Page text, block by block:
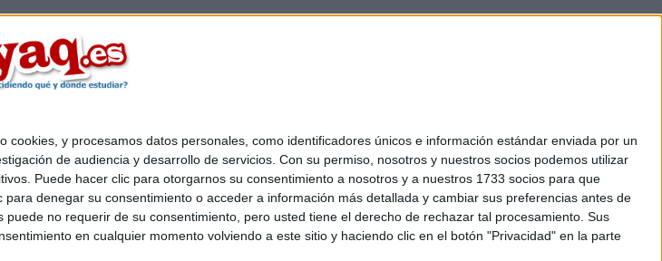
y procesamos datos personales, como identificadores únicos e información estándar enviada por un
de audiencia y desarrollo de servicios. Con su permiso, nosotros y nuestros socios podemos utilizar
Puede hacer clic para otorgarnos su consentimiento a nosotros y a nuestros 1733 socios para que
denegar su consentimiento o acceder a información más detallada y cambiar sus preferencias antes de
no requerir de su consentimiento, pero usted tiene el derecho de rechazar tal procesamiento. Sus
en cualquier momento volviendo a este sitio y haciendo clic en el botón "Privacidad" en la parte
|Contactar|Anúnciate
|Condiciones generales|Política de cookies
de León 47 - 28006 Madrid [ESPAÑA] - Tel. +34 91 593 2767